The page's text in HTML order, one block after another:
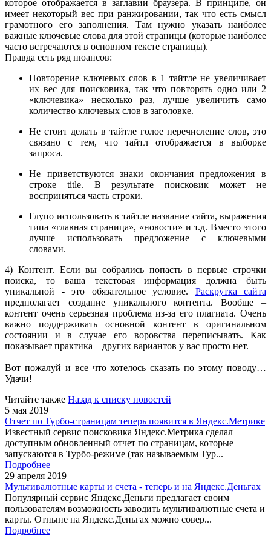
которое отображается в заглавии браузера. В принципе, он
имеет некоторый вес при ранжировании, так что есть смысл
грамотного его заполнения. Там нужно указать наиболее
важные ключевые слова для этой страницы (которые наиболее
часто встречаются в основном тексте страницы).
Правда есть ряд нюансов:
Повторение ключевых слов в 1 тайтле не увеличивает
их вес для поисковика, так что повторять одно или 2
«ключевика» несколько раз, лучше увеличить само
количество ключевых слов в заголовке.
Не стоит делать в тайтле голое перечисление слов, это
связано с тем, что тайтл отображается в выборке
запроса.
Не приветствуются знаки окончания предложения в
строке title. В результате поисковик может не
восприняться часть строки.
Глупо использовать в тайтле название сайта, выражения
типа «главная страница», «новости» и т.д. Вместо этого
лучше использовать предложение с ключевыми
словами.
4) Контент. Если вы собрались попасть в первые строчки
поиска, то ваша текстовая информация должна быть
уникальной - это обязательное условие. Раскрутка сайта
предполагает создание уникального контента. Вообще –
контент очень серьезная проблема из-за его плагиата. Очень
важно поддерживать основной контент в оригинальном
состоянии и в случае его воровства переписывать. Как
показывает практика – других вариантов у вас просто нет.
Вот пожалуй и все что хотелось сказать по этому поводу…
Удачи!
Читайте также Назад к списку новостей
5 мая 2019
Отчет по Турбо-страницам теперь появится в Яндекс.Метрике
Известный сервис поисковика Яндекс.Метрика сделал
доступным обновленный отчет по страницам, которые
запускаются в Турбо-режиме (так называемым Тур...
Подробнее
29 апреля 2019
Мультивалютные карты и счета - теперь и на Яндекс.Деньгах
Популярный сервис Яндекс.Деньги предлагает своим
пользователям возможность заводить мультивалютные счета и
карты. Отныне на Яндекс.Деньгах можно совер...
Подробнее